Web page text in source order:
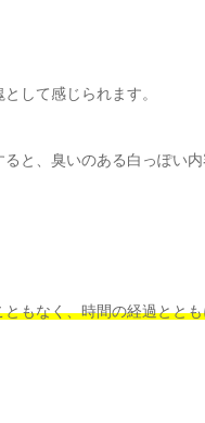
して感じられます。
と、臭いのある白っぽい
ともなく、時間の経過とと